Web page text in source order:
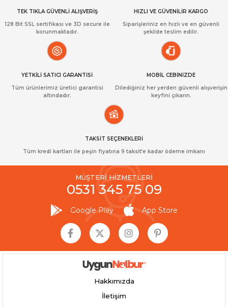
TEK TIKLA GÜVENLİ ALIŞVERİŞ
128 Bit SSL sertifikası ve 3D secure ile
korunmaktadır.
HIZLI VE GÜVENİLİR KARGO
Siparişleriniz en hızlı ve en güvenli
şekilde teslim edilir.
YETKİLİ SATICI GARANTİSİ
Tüm ürünlerimiz üretici garantisi
altındadır.
MOBİL CEBİNİZDE
Dilediğiniz her yerden güvenli alışverişin
keyfini çıkarın.
TAKSİT SEÇENEKLERİ
Tüm kredi kartları ile peşin fiyatına 9 taksit’e kadar ödeme imkanı
MÜŞTERİ HİZMETLERİ
0531 345 75 09
Google Play App Store
Hakkımızda
İletişim